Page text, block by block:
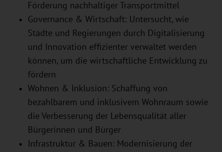
Förderung nachhaltiger Transportmittel
Governance & Wirtschaft: Untersucht, wie
Städte und Regierungen durch Digitalisierung
und Innovation effizienter verwaltet werden
können, um die wirtschaftliche Entwicklung zu
fördern
Wohnen & Inklusion: Schaffung von
bezahlbarem und inklusivem Wohnraum sowie
die Verbesserung der Lebensqualität aller
Bürgerinnen und Bürger
Infrastruktur & Bauen: Modernisierung der